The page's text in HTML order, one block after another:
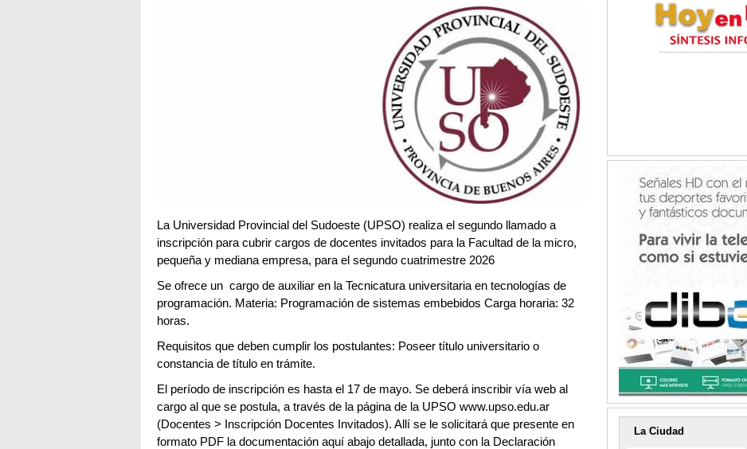
La Universidad Provincial del Sudoeste (UPSO) realiza el segundo llamado a
inscripción para cubrir cargos de docentes invitados para la Facultad de la micro,
pequeña y mediana empresa, para el segundo cuatrimestre 2026
Se ofrece un cargo de auxiliar en la Tecnicatura universitaria en tecnologías de
programación. Materia: Programación de sistemas embebidos Carga horaria: 32
horas.
Requisitos que deben cumplir los postulantes: Poseer título universitario o
constancia de título en trámite.
El período de inscripción es hasta el 17 de mayo. Se deberá inscribir vía web al
cargo al que se postula, a través de la página de la UPSO www.upso.edu.ar
(Docentes > Inscripción Docentes Invitados). Allí se le solicitará que presente en
formato PDF la documentación aquí abajo detallada, junto con la Declaración
La Ciudad